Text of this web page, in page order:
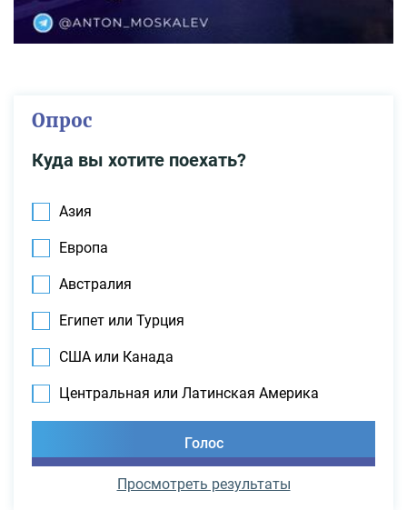
Опрос
Куда вы хотите поехать?
Азия
Европа
Австралия
Египет или Турция
США или Канада
Центральная или Латинская Америка
Просмотреть результаты